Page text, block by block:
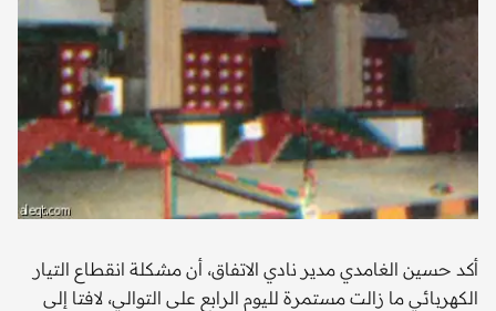
أكد حسين الغامدي مدير نادي الاتفاق، أن مشكلة انقطاع التيار
الكهربائي ما زالت مستمرة لليوم الرابع على التوالي، لافتا إلى